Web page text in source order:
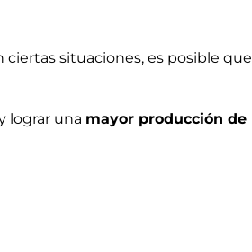
situaciones, es posible que
lograr una mayor producción de